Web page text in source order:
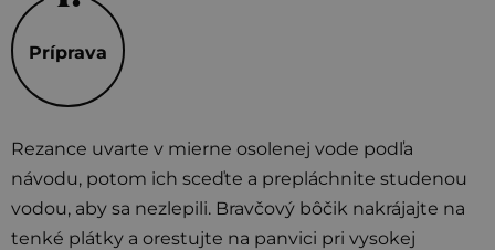
Príprava
Rezance uvarte v mierne osolenej vode podľa
návodu, potom ich sceďte a prepláchnite studenou
vodou, aby sa nezlepili. Bravčový bôčik nakrájajte na
tenké plátky a orestujte na panvici pri vysokej